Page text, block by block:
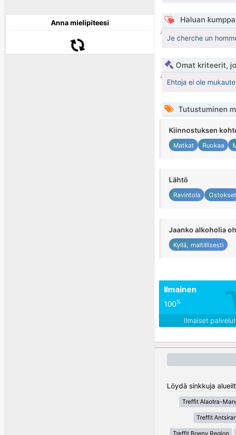
Anna mielipiteesi Haluan
Je cherche un
Omat kriteerit,
Ehtoja ei ole
Tutustuminen
Kiinnostuksen
Matkat Ruokaa
Lähtö
Ravintola Ostokset
Jaanko alkoholia
Kyllä, maltillisesti
Ilmainen
100%
Ilmaiset palvelut
Löydä sinkkuja
Treffit Alaotra-
Treffit
Treffit Boeny Region